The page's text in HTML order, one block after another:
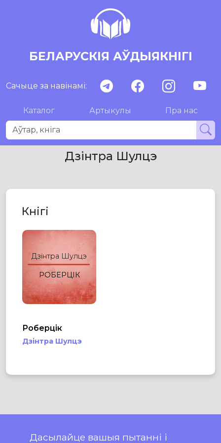
БЕЛАРУСКІЯ АЎДЫЯКНІГІ
Сачыце за навінамі:
Каталог Артыкулы Пра нас
Дзінтра Шулцэ
Кнігі
Дзінтра Шулцэ
РОБЕРЦІК
Роберцік
Дзінтра Шулцэ
Дасылайце вашыя пытанні і